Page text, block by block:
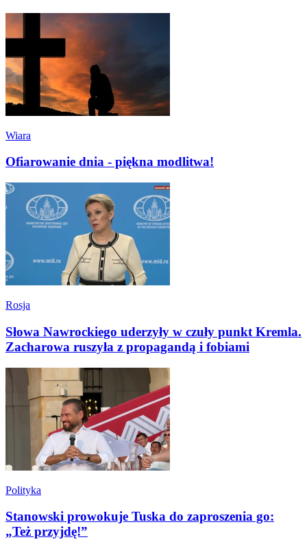
Wiara
Ofiarowanie dnia - piękna modlitwa!
Rosja
Słowa Nawrockiego uderzyły w czuły punkt Kremla.
Zacharowa ruszyła z propagandą i fobiami
Polityka
Stanowski prowokuje Tuska do zaproszenia go:
„Też przyjdę!”